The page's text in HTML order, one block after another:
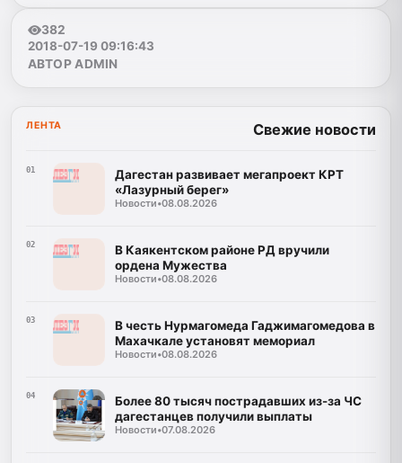
382
2018-07-19 09:16:43
АВТОР ADMIN
ЛЕНТА Свежие новости
01
Дагестан развивает мегапроект КРТ
«Лазурный берег»
Новости•08.08.2026
02
В Каякентском районе РД вручили
ордена Мужества
Новости•08.08.2026
03
В честь Нурмагомеда Гаджимагомедова в
Махачкале установят мемориал
Новости•08.08.2026
04
Более 80 тысяч пострадавших из-за ЧС
дагестанцев получили выплаты
Новости•07.08.2026